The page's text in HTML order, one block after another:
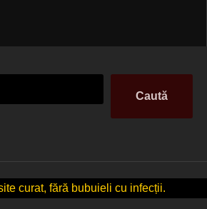
Caută
curat, fără bubuieli cu infecții.